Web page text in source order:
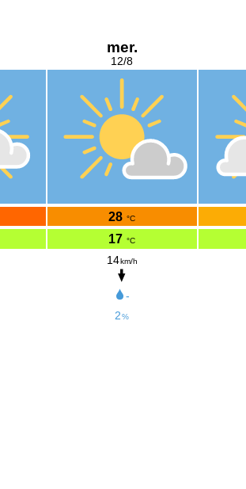
mer.
12/8
28 °C
17 °C
14km/h
-
2%